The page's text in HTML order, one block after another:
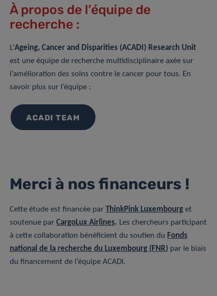
À propos de l’équipe de
recherche :
L’Ageing, Cancer and Disparities (ACADI) Research Unit
est une équipe de recherche multidisciplinaire axée sur
l’amélioration des soins contre le cancer pour tous. En
savoir plus sur l’équipe :
ACADI TEAM
Merci à nos financeurs !
Cette étude est financée par ThinkPink Luxembourg et
soutenue par CargoLux Airlines. Les chercheurs participant
à cette collaboration bénéficient du soutien du Fonds
national de la recherche du Luxembourg (FNR) par le biais
du financement de l’équipe ACADI.